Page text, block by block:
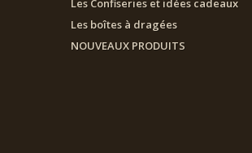
Les Confiseries et idées cadeaux
Les boîtes à dragées
NOUVEAUX PRODUITS